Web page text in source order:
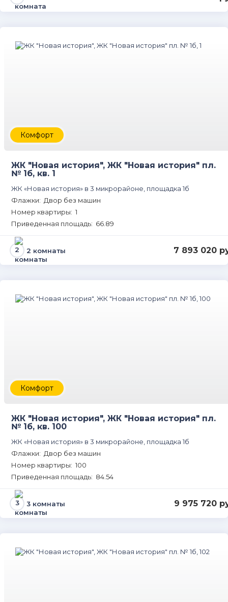
Комфорт
ЖК "Новая история", ЖК "Новая история" пл.
№ 1б, кв. 1
ЖК «Новая история» в 3 микрорайоне, площадка 1б
Флажки: Двор без машин
Номер квартиры: 1
Приведенная площадь: 66.89
2 комнаты 7 893 020
Комфорт
ЖК "Новая история", ЖК "Новая история" пл.
№ 1б, кв. 100
ЖК «Новая история» в 3 микрорайоне, площадка 1б
Флажки: Двор без машин
Номер квартиры: 100
Приведенная площадь: 84.54
3 комнаты 9 975 720